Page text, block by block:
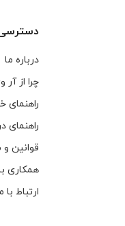
درباره ما
چرا از
راهنمای
راهنمای
قوانین و
همکاری
ارتباط با